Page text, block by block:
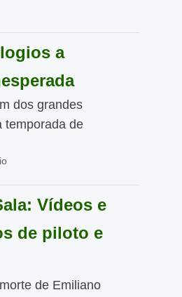
a
dos grandes
temporada de
Vídeos e
de piloto e
de Emiliano